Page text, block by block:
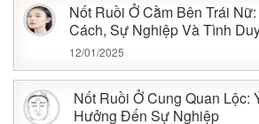
Nốt Ruồi Ở Cằm Bên Trái
Cách, Sự Nghiệp Và Tình
12/01/2025
Nốt Ruồi Ở Cung Quan Lộc:
Hưởng Đến Sự Nghiệp